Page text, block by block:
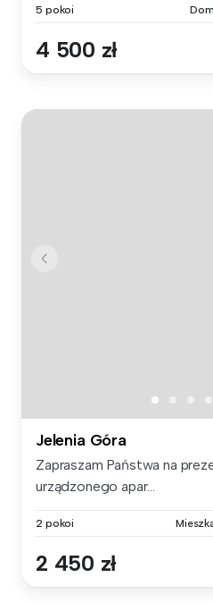
5 pokoi Dom
4 500 zł
Jelenia Góra
Zapraszam Państwa na
urządzonego apar...
2 pokoi
2 450 zł